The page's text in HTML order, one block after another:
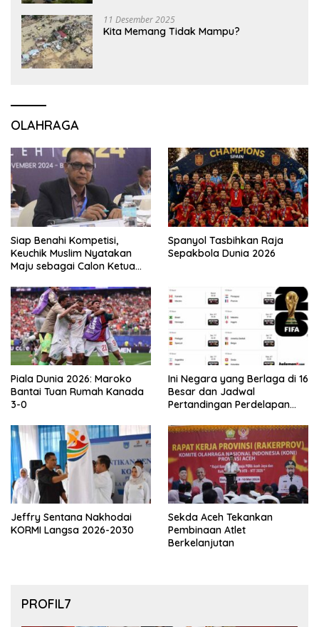
11 Desember 2025
Kita Memang Tidak Mampu?
OLAHRAGA
Siap Benahi Kompetisi,
Keuchik Muslim Nyatakan
Maju sebagai Calon Ketua
Spanyol Tasbihkan Raja
Sepakbola Dunia 2026
Piala Dunia 2026: Maroko
Bantai Tuan Rumah Kanada
3-0
Ini Negara yang Berlaga di 16
Besar dan Jadwal
Pertandingan Perdelapan
Jeffry Sentana Nakhodai
KORMI Langsa 2026-2030
Sekda Aceh Tekankan
Pembinaan Atlet
Berkelanjutan
PROFIL7